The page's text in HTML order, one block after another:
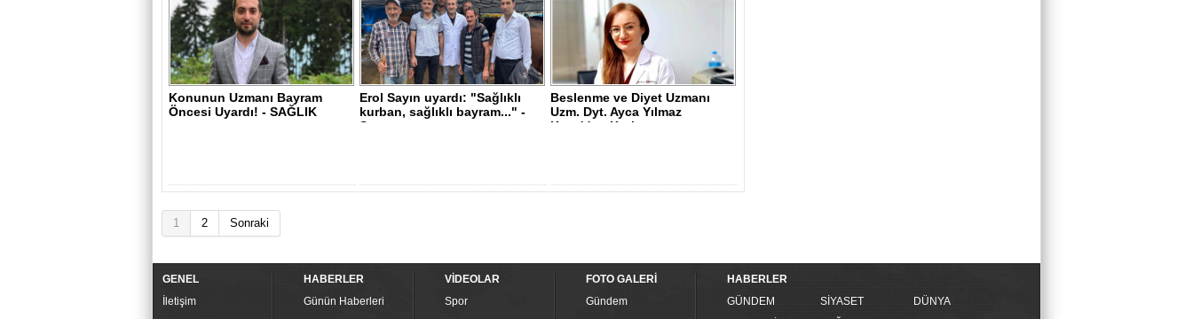
Konunun Uzmanı Bayram
Öncesi Uyardı! - SAĞLIK
Erol Sayın uyardı: "Sağlıklı
kurban, sağlıklı bayram..." -
S..
Beslenme ve Diyet Uzmanı
Uzm. Dyt. Ayca Yılmaz
Kaya'dan Kurb..
1 2 Sonraki
GENEL
İletişim
HABERLER
Günün Haberleri
VİDEOLAR
Spor
FOTO GALERİ
Gündem
HABERLER
GÜNDEM
SİYASET
DÜNYA